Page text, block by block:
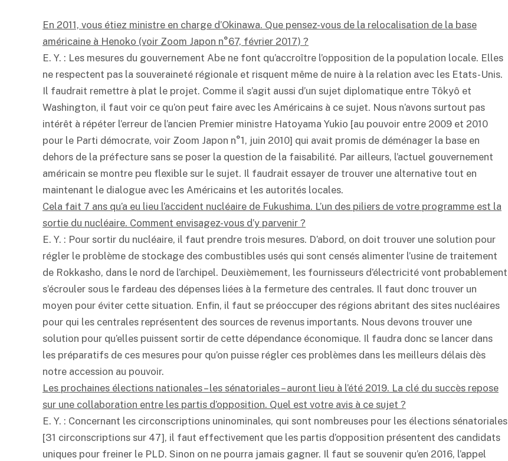
En 2011, vous étiez ministre en charge d’Okinawa. Que pensez-vous de la relocalisation de la base
américaine à Henoko (voir Zoom Japon n°67, février 2017) ?
E. Y. : Les mesures du gouvernement Abe ne font qu’accroître l’opposition de la population locale. Elles
ne respectent pas la souveraineté régionale et risquent même de nuire à la relation avec les Etats-Unis.
Il faudrait remettre à plat le projet. Comme il s’agit aussi d’un sujet diplomatique entre Tôkyô et
Washington, il faut voir ce qu’on peut faire avec les Américains à ce sujet. Nous n’avons surtout pas
intérêt à répéter l’erreur de l’ancien Premier ministre Hatoyama Yukio [au pouvoir entre 2009 et 2010
pour le Parti démocrate, voir Zoom Japon n°1, juin 2010] qui avait promis de déménager la base en
dehors de la préfecture sans se poser la question de la faisabilité. Par ailleurs, l’actuel gouvernement
américain se montre peu flexible sur le sujet. Il faudrait essayer de trouver une alternative tout en
maintenant le dialogue avec les Américains et les autorités locales.
Cela fait 7 ans qu’a eu lieu l’accident nucléaire de Fukushima. L’un des piliers de votre programme est la
sortie du nucléaire. Comment envisagez-vous d’y parvenir ?
E. Y. : Pour sortir du nucléaire, il faut prendre trois mesures. D’abord, on doit trouver une solution pour
régler le problème de stockage des combustibles usés qui sont censés alimenter l’usine de traitement
de Rokkasho, dans le nord de l’archipel. Deuxièmement, les fournisseurs d’électricité vont probablement
s’écrouler sous le fardeau des dépenses liées à la fermeture des centrales. Il faut donc trouver un
moyen pour éviter cette situation. Enfin, il faut se préoccuper des régions abritant des sites nucléaires
pour qui les centrales représentent des sources de revenus importants. Nous devons trouver une
solution pour qu’elles puissent sortir de cette dépendance économique. Il faudra donc se lancer dans
les préparatifs de ces mesures pour qu’on puisse régler ces problèmes dans les meilleurs délais dès
notre accession au pouvoir.
Les prochaines élections nationales – les sénatoriales – auront lieu à l’été 2019. La clé du succès repose
sur une collaboration entre les partis d’opposition. Quel est votre avis à ce sujet ?
E. Y. : Concernant les circonscriptions uninominales, qui sont nombreuses pour les élections sénatoriales
[31 circonscriptions sur 47], il faut effectivement que les partis d’opposition présentent des candidats
uniques pour freiner le PLD. Sinon on ne pourra jamais gagner. Il faut se souvenir qu’en 2016, l’appel